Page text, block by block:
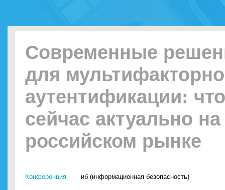
Современные
для
аутентификации: что
сейчас актуально на
российском рынке
Конференция иб (информационная безопасность)